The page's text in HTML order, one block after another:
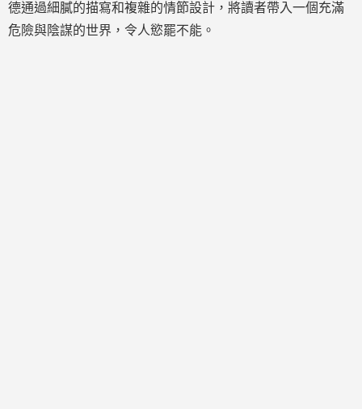
德通過細膩的描寫和複雜的情節設計，將讀者帶入一個充滿
危險與陰謀的世界，令人慾罷不能。